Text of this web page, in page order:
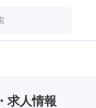
求人情報